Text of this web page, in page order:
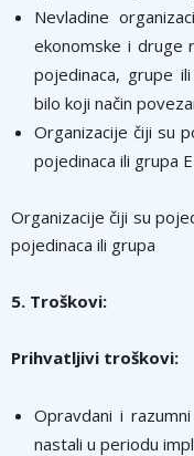
Nevladine
ekonomske i druge
pojedinaca, grupe
bilo koji način
Organizacije čiji su
pojedinaca ili grupa
Organizacije čiji su
pojedinaca ili grupa
5. Troškovi:
Prihvatljivi troškovi:
Opravdani i
nastali u periodu